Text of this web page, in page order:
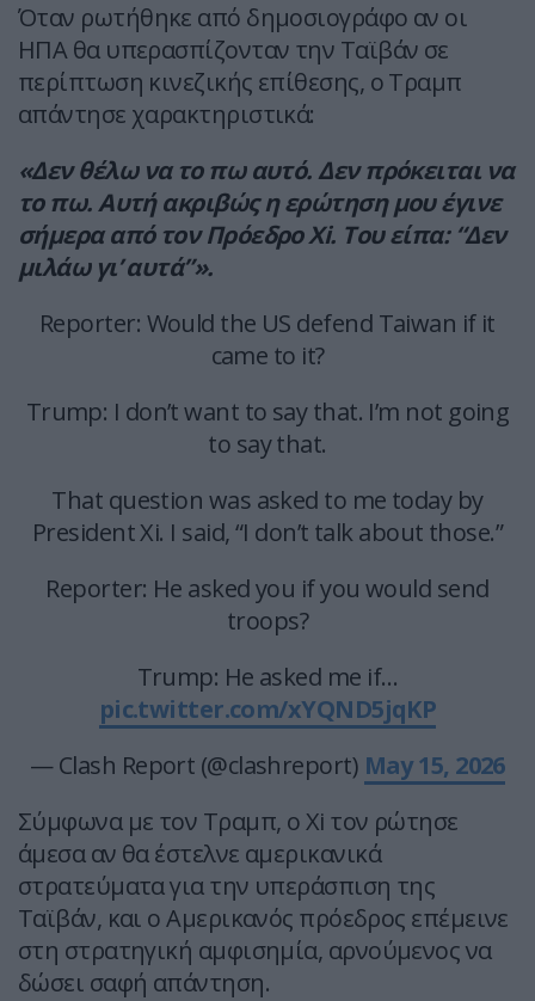
Όταν ρωτήθηκε από δημοσιογράφο αν οι
ΗΠΑ θα υπερασπίζονταν την Ταϊβάν σε
περίπτωση κινεζικής επίθεσης, ο Τραμπ
απάντησε χαρακτηριστικά:
«Δεν θέλω να το πω αυτό. Δεν πρόκειται να
το πω. Αυτή ακριβώς η ερώτηση μου έγινε
σήμερα από τον Πρόεδρο Xi. Του είπα: “Δεν
μιλάω γι’ αυτά”».
Reporter: Would the US defend Taiwan if it
came to it?
Trump: I don’t want to say that. I’m not going
to say that.
That question was asked to me today by
President Xi. I said, “I don’t talk about those.”
Reporter: He asked you if you would send
troops?
Trump: He asked me if…
pic.twitter.com/xYQND5jqKP
— Clash Report (@clashreport) May 15, 2026
Σύμφωνα με τον Τραμπ, ο Xi τον ρώτησε
άμεσα αν θα έστελνε αμερικανικά
στρατεύματα για την υπεράσπιση της
Ταϊβάν, και ο Αμερικανός πρόεδρος επέμεινε
στη στρατηγική αμφισημία, αρνούμενος να
δώσει σαφή απάντηση.